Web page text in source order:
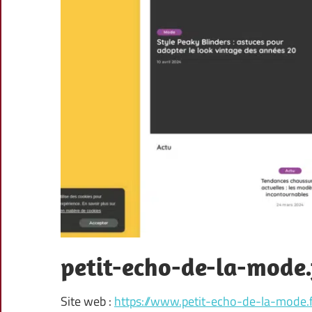
petit-echo-de-la-
Site web : https://www.petit-echo-de-la-